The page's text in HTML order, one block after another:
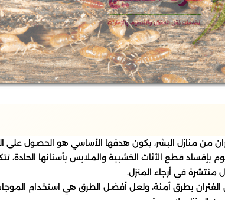
من منازل البشر، يكون هدفها الأساسي هو الحصول
قطع الأثاث الخشبية والملابس بأسنانها الحادة،
منتشرة في أرجاء المنزل.
بطرق أمنة، ولعل أفضل الطرق هي استخدام الموجات